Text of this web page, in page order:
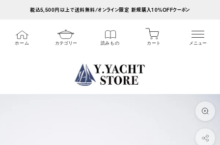
税込5,500円以上で送料無料/オンライン限定 新規購入10%OFFクーポン
ホーム カテゴリー 読みもの カート メニュー